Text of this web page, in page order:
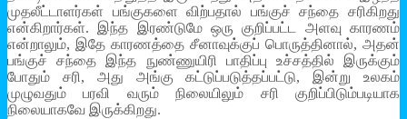
முதலீட்டாளர்கள் பங்குகளை விற்பதால் பங்குச் சந்தை சரிகிறது
என்கிறார்கள். இந்த இரண்டுமே ஒரு குறிப்பட்ட அளவு காரணம்
என்றாலும், இதே காரணத்தை சீனாவுக்குப் பொருத்தினால், அதன்
பங்குச் சந்தை இந்த நுண்ணுயிரி பாதிப்பு உச்சத்தில் இருக்கும்
போதும் சரி, அது அங்கு கட்டுப்படுத்தப்பட்டு, இன்று உலகம்
முழுவதும் பரவி வரும் நிலையிலும் சரி குறிப்பிடும்படியாக
நிலையாகவே இருக்கிறது.